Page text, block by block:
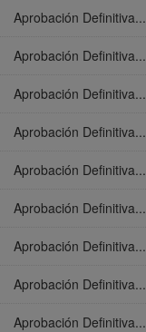
Aprobación Definitiva...
Aprobación Definitiva...
Aprobación Definitiva...
Aprobación Definitiva...
Aprobación Definitiva...
Aprobación Definitiva...
Aprobación Definitiva...
Aprobación Definitiva...
Aprobación Definitiva...